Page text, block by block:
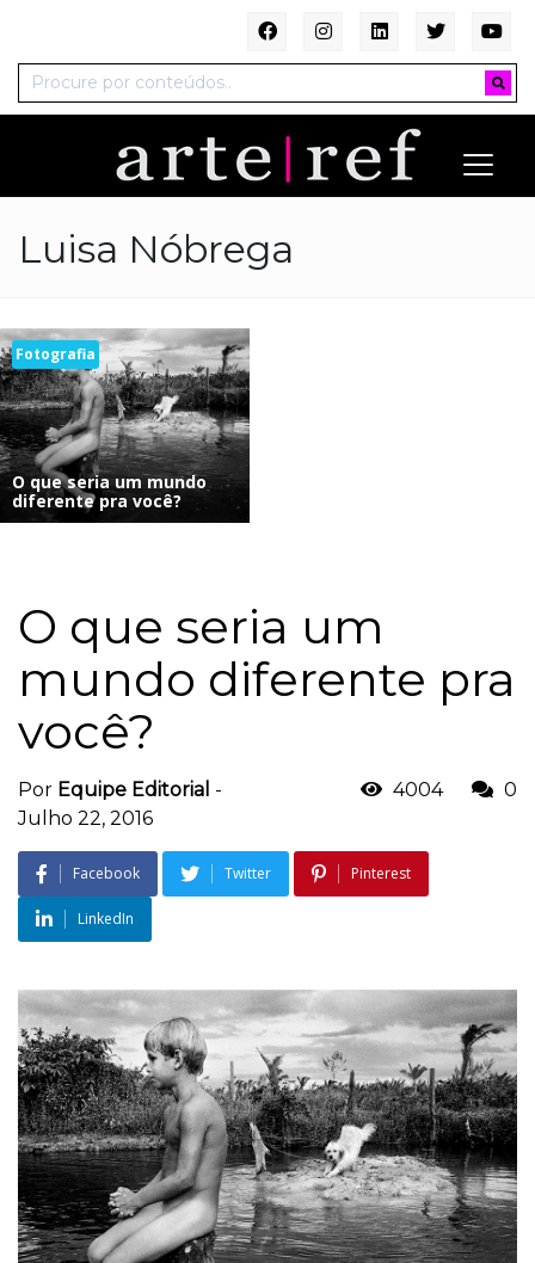
Luisa Nóbrega
Fotografia
O que seria um mundo
diferente pra você?
O que seria um
mundo diferente pra
você?
Por Equipe Editorial -
Julho 22, 2016
4004 0
Facebook Twitter Pinterest
LinkedIn